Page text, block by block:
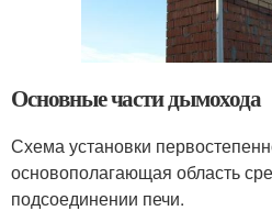
Основные части дымохода
Схема установки
основополагающая область
подсоединении печи.